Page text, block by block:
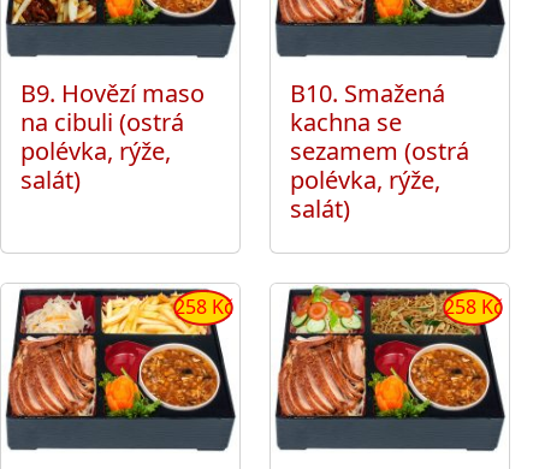
B9. Hovězí maso
na cibuli (ostrá
polévka, rýže,
salát)
B10. Smažená
kachna se
sezamem (ostrá
polévka, rýže,
salát)
258 Kč 258 Kč